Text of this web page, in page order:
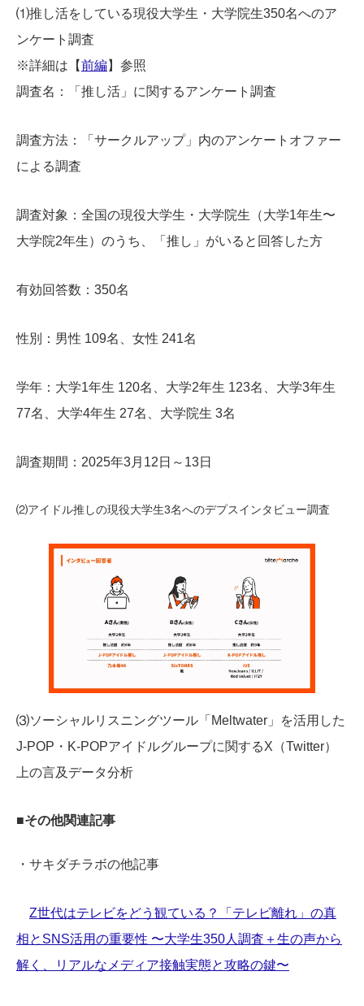
⑴推し活をしている現役大学生・大学院生350名へのア
ンケート調査
※詳細は【前編】参照
調査名：「推し活」に関するアンケート調査
調査方法：「サークルアップ」内のアンケートオファー
による調査
調査対象：全国の現役大学生・大学院生（大学1年生〜
大学院2年生）のうち、「推し」がいると回答した方
有効回答数：350名
性別：男性 109名、女性 241名
学年：大学1年生 120名、大学2年生 123名、大学3年生
77名、大学4年生 27名、大学院生 3名
調査期間：2025年3月12日～13日
⑵アイドル推しの現役大学生3名へのデプスインタビュー調査
⑶ソーシャルリスニングツール「Meltwater」を活用した
J-POP・K-POPアイドルグループに関するX（Twitter）
上の言及データ分析
■その他関連記事
・サキダチラボの他記事
Z世代はテレビをどう観ている？「テレビ離れ」の真
相とSNS活用の重要性 〜大学生350人調査＋生の声から
解く、リアルなメディア接触実態と攻略の鍵〜